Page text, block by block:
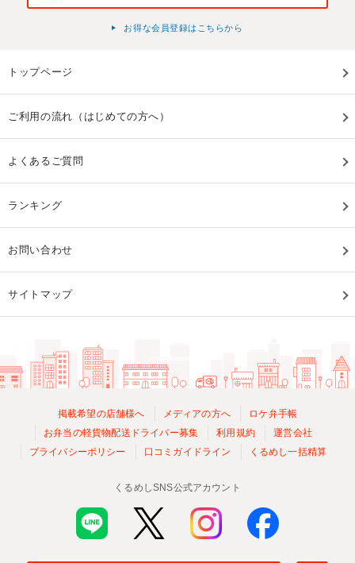
お得な会員登録はこちらから
トップページ
ご利用の流れ（はじめての方へ）
よくあるご質問
ランキング
お問い合わせ
サイトマップ
掲載希望の店舗様へ メディアの方へ
ロケ弁手帳
お弁当の軽貨物配送ドライバー募集
利用規約
運営会社
プライバシーポリシー
口コミガイドライン くるめし一括精算
くるめしSNS公式アカウント